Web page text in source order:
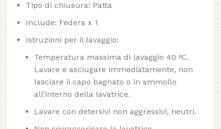
Tipo di chiusura: Patta
Include: Federa x 1
Istruzioni per il lavaggio:
Temperatura massima di lavaggio 40 ºC.
Lavare e asciugare immediatamente, non
lasciare il capo bagnato o in ammollo
all’interno della lavatrice.
Lavare con detersivi non aggressivi, neutri.